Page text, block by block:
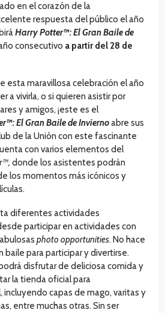
en el corazón de la
respuesta del público el año
Harry Potter™: El Gran Baile de
consecutivo a partir del 28 de
esta maravillosa celebración el año
a vivirla, o si quieren asistir por
y amigos, ¡este es el
El Gran Baile de Inviernoabre sus
de la Unión con este fascinante
con varios elementos del
donde los asistentes podrán
los momentos más icónicos y
diferentes actividades
participar en actividades con
photo opportunities. No hace
baile para participar y divertirse.
disfrutar de deliciosa comida y
la tienda oficial para
incluyendo capas de mago, varitas y
entre muchas otras. Sin ser